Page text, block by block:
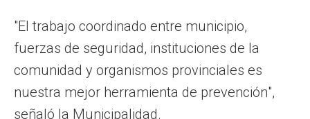
"El trabajo coordinado entre municipio,
fuerzas de seguridad, instituciones de la
comunidad y organismos provinciales es
nuestra mejor herramienta de prevención",
señaló la Municipalidad.